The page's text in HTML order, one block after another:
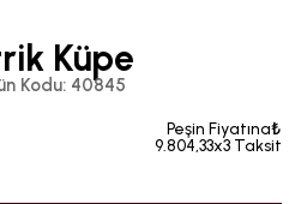
Küpe
Kodu: 40845
Peşin Fiyatına₺
9.804,33x3 Taksit